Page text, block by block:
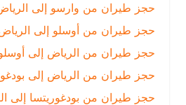
حجز طيران من وارسو إلى الرياض
|
حجز طيران من أوسلو إلى الرياض
|
حجز طيران من الرياض إلى أوسلو
|
حجز طيران من الرياض إلى بودغوريتسا
حجز طيران من بودغوريتسا إلى الرياض